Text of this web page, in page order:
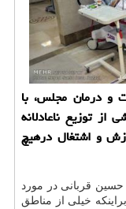
و درمان مجلس، با
از توزیع ناعادلانه
و اشتغال درهیچ
قربانی در مورد
خیلی از مناطق